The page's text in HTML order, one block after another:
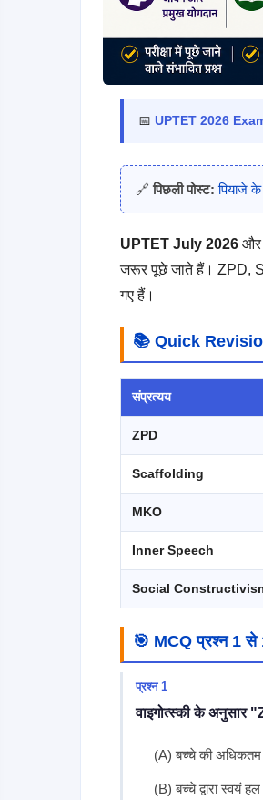
📅 UPTET 2026
🔗पिछली पोस्ट: पियाजे
UPTET July 2026 और
जरूर पूछे जाते हैं। ZPD,
गए हैं।
📚 Quick
संप्रत्यय
ZPD
Scaffolding
MKO
Inner Speech
Social
🎯 MCQ प्रश्न 1 से
प्रश्न 1
वाइगोत्स्की के
(A) बच्चे की अधिकतम
(B) बच्चे द्वारा स्वयं